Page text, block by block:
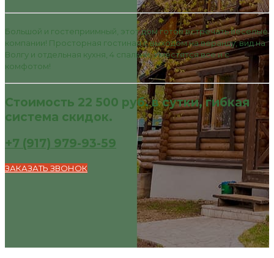
Большой и гостеприимный, этот дом готов встречать веселые
компании! Просторная гостиная с выходом на веранду, вид на
Волгу и отдельная кухня, 4 спальни. Уместятся все и с
комфотом!
Стоимость 22 500 руб. в сутки, гибкая
система скидок.
+7 (917) 979-93-59
ЗАКАЗАТЬ ЗВОНОК